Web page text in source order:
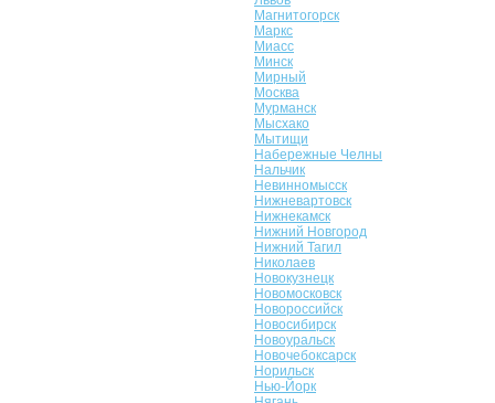
Магнитогорск
Маркс
Миасс
Минск
Мирный
Москва
Мурманск
Мысхако
Мытищи
Набережные Челны
Нальчик
Невинномысск
Нижневартовск
Нижнекамск
Нижний Новгород
Нижний Тагил
Николаев
Новокузнецк
Новомосковск
Новороссийск
Новосибирск
Новоуральск
Новочебоксарск
Норильск
Нью-Йорк